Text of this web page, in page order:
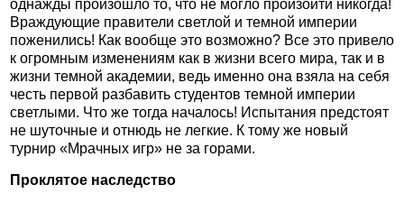
однажды произошло то, что не могло произойти никогда!
Враждующие правители светлой и темной империи
поженились! Как вообще это возможно? Все это привело
к огромным изменениям как в жизни всего мира, так и в
жизни темной академии, ведь именно она взяла на себя
честь первой разбавить студентов темной империи
светлыми. Что же тогда началось! Испытания предстоят
не шуточные и отнюдь не легкие. К тому же новый
турнир «Мрачных игр» не за горами.
Проклятое наследство